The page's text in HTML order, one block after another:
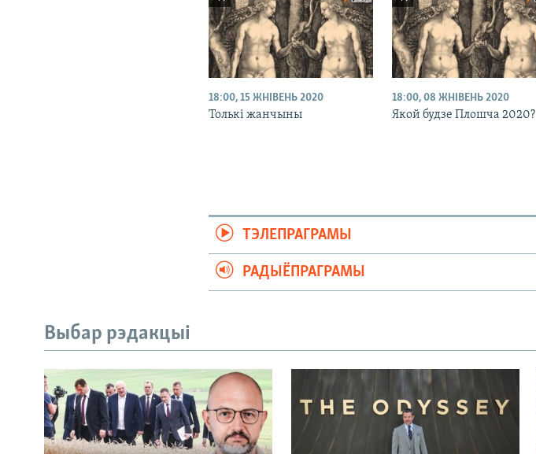
18:00, 15 ЖНІВЕНЬ 2020
Толькі жанчыны
18:00, 08 ЖНІВЕНЬ 2020
Якой будзе Плошча 2020?
ТЭЛЕПРАГРАМЫ
РАДЫЁПРАГРАМЫ
Выбар рэдакцыі